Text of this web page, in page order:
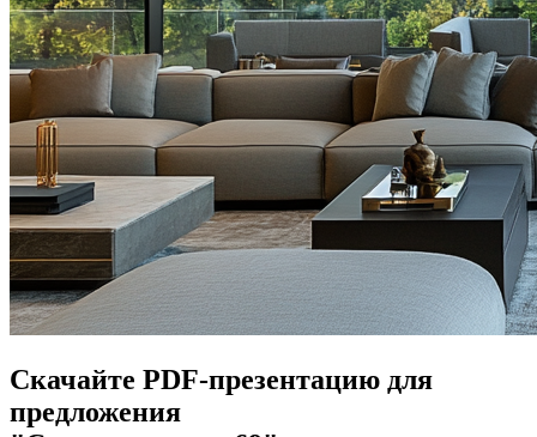
Скачайте PDF-презентацию для
предложения